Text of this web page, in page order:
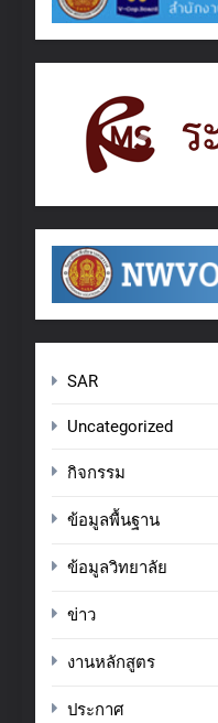
SAR
Uncategorized
กิจกรรม
ข้อมูลพื้นฐาน
ข้อมูลวิทยาลัย
ข่าว
งานหลักสูตร
ประกาศ